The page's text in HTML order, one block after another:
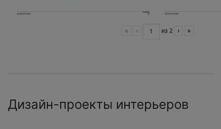
« ‹ из 2 › »
Дизайн-проекты интерьеров